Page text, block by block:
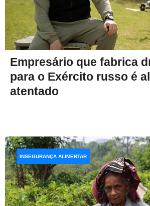
Empresário que fabrica
para o Exército russo é
atentado
INSEGURANÇA ALIMENTAR